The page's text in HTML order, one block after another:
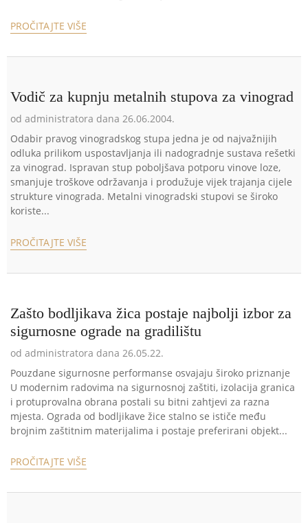
PROČITAJTE VIŠE
Vodič za kupnju metalnih stupova za vinograd
od administratora dana 26.06.2004.
Odabir pravog vinogradskog stupa jedna je od najvažnijih
odluka prilikom uspostavljanja ili nadogradnje sustava rešetki
za vinograd. Ispravan stup poboljšava potporu vinove loze,
smanjuje troškove održavanja i produžuje vijek trajanja cijele
strukture vinograda. Metalni vinogradski stupovi se široko
koriste...
PROČITAJTE VIŠE
Zašto bodljikava žica postaje najbolji izbor za
sigurnosne ograde na gradilištu
od administratora dana 26.05.22.
Pouzdane sigurnosne performanse osvajaju široko priznanje
U modernim radovima na sigurnosnoj zaštiti, izolacija granica
i protuprovalna obrana postali su bitni zahtjevi za razna
mjesta. Ograda od bodljikave žice stalno se ističe među
brojnim zaštitnim materijalima i postaje preferirani objekt...
PROČITAJTE VIŠE